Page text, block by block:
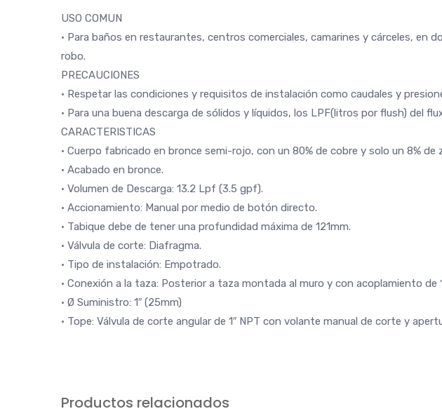
USO COMUN
• Para baños en restaurantes, centros comerciales, camarines y cárceles,
robo.
PRECAUCIONES
• Respetar las condiciones y requisitos de instalación como caudales y
• Para una buena descarga de sólidos y líquidos, los LPF(litros por flush) del
CARACTERISTICAS
• Cuerpo fabricado en bronce semi-rojo, con un 80% de cobre y solo un 8%
• Acabado en bronce.
• Volumen de Descarga: 13.2 Lpf (3.5 gpf).
• Accionamiento: Manual por medio de botón directo.
• Tabique debe de tener una profundidad máxima de 121mm.
• Válvula de corte: Diafragma.
• Tipo de instalación: Empotrado.
• Conexión a la taza: Posterior a taza montada al muro y con acoplamiento de 1
• Ø Suministro: 1″ (25mm)
• Tope: Válvula de corte angular de 1″ NPT con volante manual de corte y
Productos relacionados